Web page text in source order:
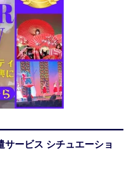
サービス シチュエーショ